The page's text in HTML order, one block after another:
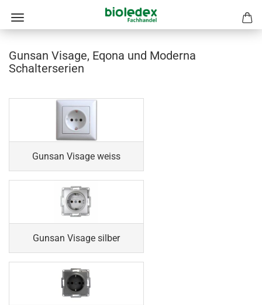
Gunsan Visage, Eqona und Moderna
Schalterserien
Gunsan Visage weiss
Gunsan Visage silber